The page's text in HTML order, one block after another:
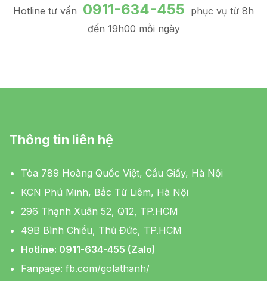
Hotline tư vấn 0911-634-455 phục vụ từ 8h
đến 19h00 mỗi ngày
Thông tin liên hệ
Tòa 789 Hoàng Quốc Việt, Cầu Giấy, Hà Nội
KCN Phú Minh, Bắc Từ Liêm, Hà Nội
296 Thạnh Xuân 52, Q12, TP.HCM
49B Bình Chiểu, Thủ Đức, TP.HCM
Hotline: 0911-634-455 (Zalo)
Fanpage: fb.com/golathanh/